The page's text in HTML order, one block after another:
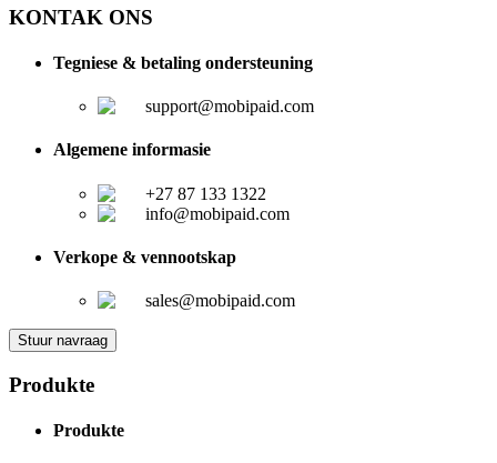
KONTAK ONS
Tegniese & betaling ondersteuning
support@mobipaid.com
Algemene informasie
+27 87 133 1322
info@mobipaid.com
Verkope & vennootskap
sales@mobipaid.com
Stuur navraag
Produkte
Produkte